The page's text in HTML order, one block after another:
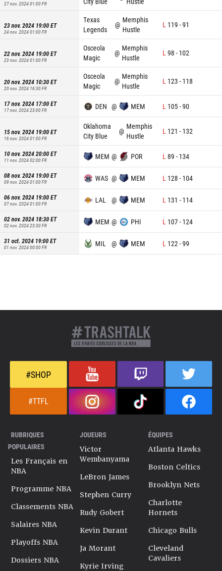
27 nov. 2024 01:00FR
23 nov. 2024 19:00ET
24 nov. 2024 01:00FR
Texas
Legends
@
Memphis
Hustle
L 119 -91
22 nov. 2024 19:00ET
23 nov. 2024 01:00FR
Osceola
Magic
@
Memphis
Hustle
L98 - 102
20 nov. 2024 10:30ET
20 nov. 2024 16:30FR
Osceola
Magic
@
Memphis
Hustle
L 123 - 118
17 nov. 2024 17:00ET
17 nov. 2024 23:00FR DEN @ MEM L 105-90
15 nov. 2024 19:00ET
16 nov. 2024 01:00FR
Oklahoma
City Blue
@
Memphis
Hustle
L 121 - 132
10 nov. 2024 20:00ET
11 nov. 2024 02:00FR MEM @ POR L 89 - 134
08 nov. 2024 19:00ET
09 nov. 2024 01:00FR WAS @ MEM L 128 - 104
06 nov. 2024 19:00ET
07 nov. 2024 01:00FR LAL @ MEM L 131 - 114
02 nov. 2024 18:30ET
02 nov. 2024 23:30FR MEM @ PHI L 107- 124
31 oct. 2024 19:00ET
01 nov. 2024 00:00FR MIL @ MEM L 122 -99
#SHOP
#TTFL
RUBRIQUES
POPULAIRES
Les Français en
NBA
Programme NBA
Classements NBA
Salaires NBA
Playoffs NBA
Dossiers NBA
JOUEURS
Victor
Wembanyama
LeBron James
Stephen Curry
Rudy Gobert
Kevin Durant
Ja Morant
Kyrie Irving
ÉQUIPES
Atlanta Hawks
Boston Celtics
Brooklyn Nets
Charlotte
Hornets
Chicago Bulls
Cleveland
Cavaliers